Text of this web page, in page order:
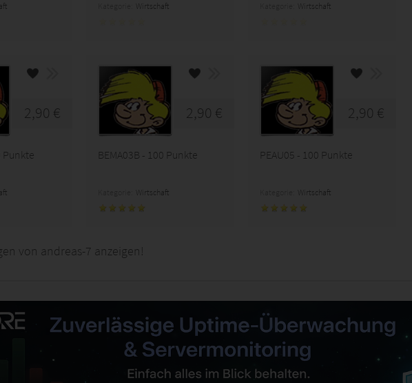
Wirtschaft Wirtschaft
2,90 €
Punkte
2,90 €
BEMA03B - 100 Punkte
Wirtschaft
2,90 €
PEAU05 - 100 Punkte
Wirtschaft
von andreas-7 anzeigen!